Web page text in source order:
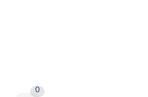
0